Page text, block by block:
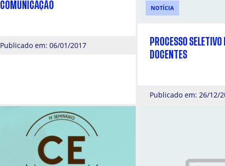
COMUNICAÇÃO
Publicado em: 06/01/2017
NOTÍCIA
PROCESSO SELETIVO
DOCENTES
Publicado em: 26/12/